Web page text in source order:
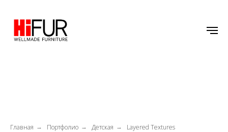
Главная → Портфолио → Детская → Layered Textures